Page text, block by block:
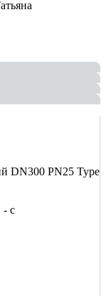
DN300 PN25 Type
- с